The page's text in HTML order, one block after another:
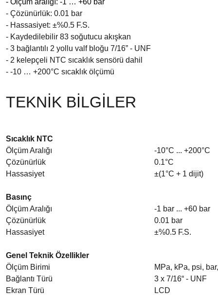
- Çözünürlük: 0.01 bar
- Hassasiyet: ±%0.5 F.S.
- Kaydedilebilir 83 soğutucu akışkan
- 3 bağlantılı 2 yollu valf bloğu 7/16” - UNF
- 2 kelepçeli NTC sıcaklık sensörü dahil
- -10 … +200°C sıcaklık ölçümü
TEKNİK BİLGİLER
Sıcaklık NTC
Ölçüm Aralığı
-10°C ... +200°C
Çözünürlük
0.1°C
Hassasiyet
±(1°C + 1 dijit)
Basınç
Ölçüm Aralığı
-1 bar ... +60 bar
Çözünürlük
0.01 bar
Hassasiyet
±%0.5 F.S.
Genel Teknik Özellikler
Ölçüm Birimi
MPa, kPa, psi, bar,
Bağlantı Türü
3 x 7/16“ - UNF
Ekran Türü
LCD